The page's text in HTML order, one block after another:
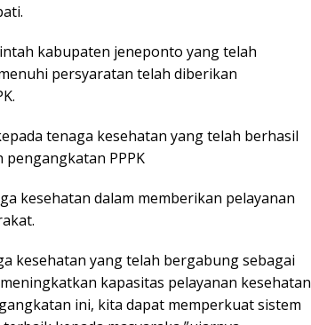
kabupaten jeneponto yang telah
persyaratan telah diberikan
tenaga kesehatan yang telah berhasil
PPPK
kesehatan dalam memberikan pelayanan
kesehatan yang telah bergabung sebagai
kapasitas pelayanan kesehatan
ini, kita dapat memperkuat sistem